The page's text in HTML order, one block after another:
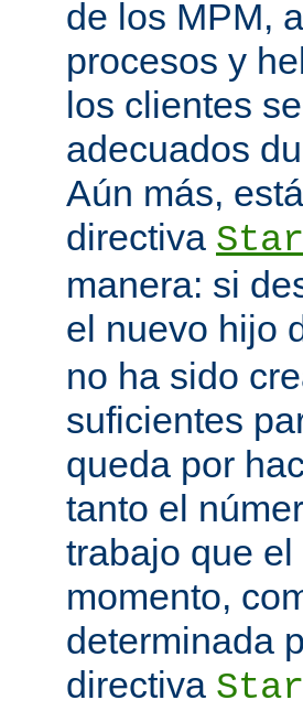
de los MPM,
procesos y
los clientes
adecuados
Aún más,
directiva
manera: si
el nuevo hijo
no ha sido
suficientes
queda por
tanto el
trabajo que
momento,
determinada
directiva